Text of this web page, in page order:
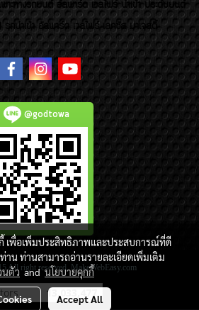
ะทางรถยนต์ อัลพาร์ด เวลไฟร์ นำเข้า ประดับยนต์
ถนำเข้า อัลพาร์ด เวลไฟร์ เลกซัส มาเจสตี้
@godtowa
All right reserved. MakeWebEasy.com
13,033,477
เพื่อเพิ่มประสิทธิภาพและประสบการณ์ที่ดี
าน ท่านสามารถอ่านรายละเอียดเพิ่มเติม
นตัวandนโยบายคุกกี้
Accept All